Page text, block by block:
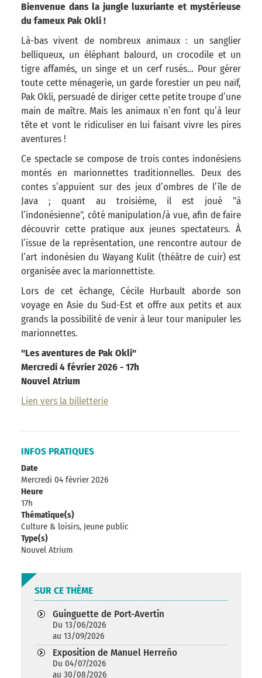
Bienvenue dans la jungle luxuriante et mystérieuse
du fameux Pak Okli !
Là-bas vivent de nombreux animaux : un sanglier
belliqueux, un éléphant balourd, un crocodile et un
tigre affamés, un singe et un cerf rusés… Pour gérer
toute cette ménagerie, un garde forestier un peu naïf,
Pak Okli, persuadé de diriger cette petite troupe d’une
main de maître. Mais les animaux n’en font qu’à leur
tête et vont le ridiculiser en lui faisant vivre les pires
aventures !
Ce spectacle se compose de trois contes indonésiens
montés en marionnettes traditionnelles. Deux des
contes s’appuient sur des jeux d’ombres de l’île de
Java ; quant au troisième, il est joué "à
l’indonésienne", côté manipulation/à vue, afin de faire
découvrir cette pratique aux jeunes spectateurs. À
l’issue de la représentation, une rencontre autour de
l’art indonésien du Wayang Kulit (théâtre de cuir) est
organisée avec la marionnettiste.
Lors de cet échange, Cécile Hurbault aborde son
voyage en Asie du Sud-Est et offre aux petits et aux
grands la possibilité de venir à leur tour manipuler les
marionnettes.
"Les aventures de Pak Okli"
Mercredi 4 février 2026 - 17h
Nouvel Atrium
Lien vers la billetterie
INFOS PRATIQUES
Date
Mercredi 04 février 2026
Heure
17h
Thématique(s)
Culture & loisirs, Jeune public
Type(s)
Nouvel Atrium
SUR CE THÈME
Guinguette de Port-Avertin
Du 13/06/2026
au 13/09/2026
Exposition de Manuel Herreño
Du 04/07/2026
au 30/08/2026